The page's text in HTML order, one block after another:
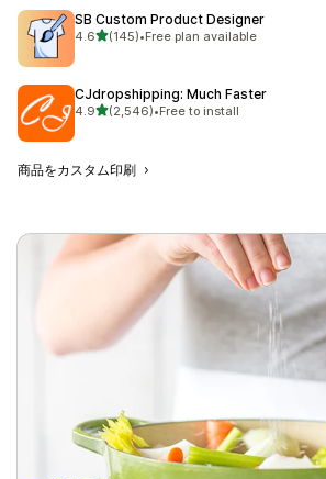
SB Custom Product Designer
4.65つ星中
(145)
合計レビュー数：145件
•Free plan available
CJdropshipping: Much Faster
4.95つ星中
(2,546)
合計レビュー数：2546件
•Free to install
商品をカスタム印刷